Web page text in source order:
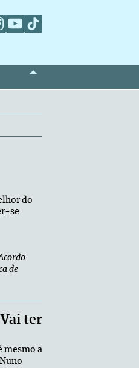
do
se
de
ter
mesmo a